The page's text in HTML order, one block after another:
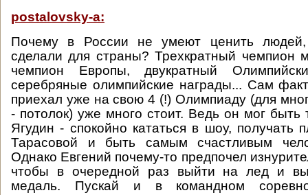
postalovsky-a:
Почему в России не умеют ценить людей,
сделали для страны? Трехкратный чемпион
чемпион Европы, двукратный
серебряные олимпийские награды... Сам
приехал уже на свою 4 (!) Олимпиаду (для
- потолок) уже много стоит. Ведь он мог быть
Ягудин - спокойно кататься в шоу, получать
Тарасовой и быть самым счастливым
Однако Евгений почему-то предпочел
чтобы в очередной раз выйти на лед и
медаль. Пускай и в командном